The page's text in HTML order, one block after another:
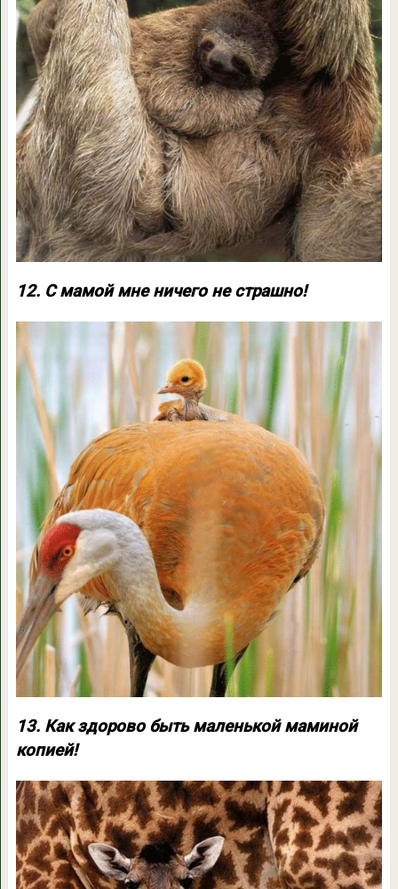
12. С мамой мне ничего не страшно!
13. Как здорово быть маленькой маминой
копией!